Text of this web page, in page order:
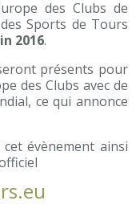
des Clubs de
Sports de Tours
2016.
présents pour
des Clubs avec de
ce qui annonce
évènement ainsi